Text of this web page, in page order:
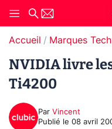
Accueil Marques Tech
NVIDIA livre
Ti4200
Par Vincent
Publié le 08 avril